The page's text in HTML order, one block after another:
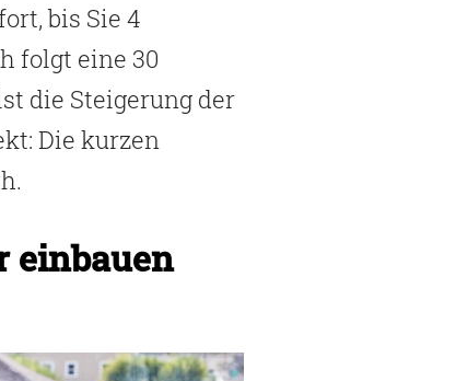
bis Sie 4
folgt eine 30
die Steigerung der
Die kurzen
einbauen